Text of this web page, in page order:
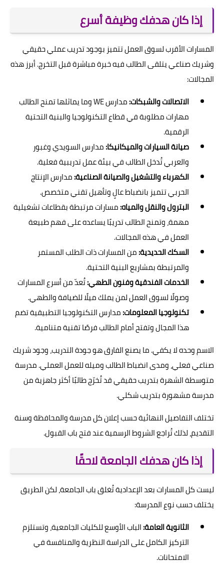
إذا كان هدفك وظيفة أسرع
المسارات الأقرب لسوق العمل تتميز بوجود تدريب عملي حقيقي
وشريك صناعي يتلقى الطالب فيه خبرة مباشرة قبل التخرج. أبرز هذه
المجالات:
الاتصالات والشبكات:
مدارس WE وما يماثلها تمنح الطالب
مهارات مطلوبة في قطاع التكنولوجيا والبنية التحتية
الرقمية.
صيانة السيارات والميكانيكا:مدارس السويدي وغبور
والعربي تُدخل الطالب في بيئة عمل تدريبية فعلية.
الكهرباء والتشغيل والصيانة الصناعية:مدارس الإنتاج
الحربي تتميز بانضباط عالٍ وتأهيل تقني متخصص.
البترول والنقل والمياه:مسارات مرتبطة بقطاعات تشغيلية
مهمة، وتمنح الطالب تدريبًا يساعده على فهم طبيعة
العمل في هذه المجالات.
السكك الحديدية:من المسارات ذات الطلب المستمر
والمرتبطة بمشاريع البنية التحتية.
الخدمات الفندقية وفنون الطهي:تُعدّ من أسرع المسارات
وصولًا لسوق العمل لمن يملك ميلًا للضيافة والطهي.
تكنولوجيا المعلومات:مدارس التكنولوجيا التطبيقية تضم
هذا المجال وتفتح أمام الطالب فرصًا تقنية متنامية.
الاسم وحده لا يكفي. ما يصنع الفارق هو جودة التدريب، وجود شريك
صناعي فعلي، ومدى انضباط الطالب وميله للعمل العملي. مدرسة
متوسطة الشهرة بتدريب حقيقي قد تُخرّج طالبًا أكثر جاهزية من
مدرسة مشهورة بتدريب شكلي.
تختلف التفاصيل النهائية حسب إعلان كل مدرسة والمحافظة وسنة
التقديم، لذلك تُراجع الشروط الرسمية عند فتح باب القبول.
إذا كان هدفك الجامعة لاحقًا
ليست كل المسارات بعد الإعدادية تُغلق باب الجامعة، لكن الطريق
يختلف حسب نوع المدرسة:
الثانوية العامة:الباب الأوسع للكليات الجامعية، وتستلزم
التركيز الكامل على الدراسة النظرية والمنافسة في
الامتحانات.